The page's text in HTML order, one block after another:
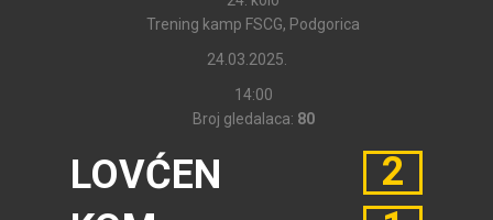
Trening kamp FSCG, Podgorica
24.03.2025.
14:00
Broj gledalaca: 80
LOVĆEN
2